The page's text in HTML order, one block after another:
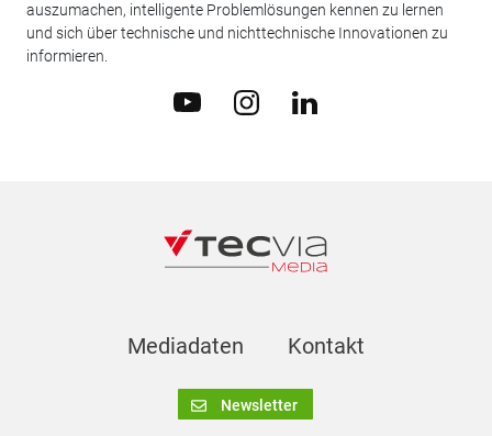
auszumachen, intelligente Problemlösungen kennen zu lernen
und sich über technische und nichttechnische Innovationen zu
informieren.
Mediadaten Kontakt
Newsletter